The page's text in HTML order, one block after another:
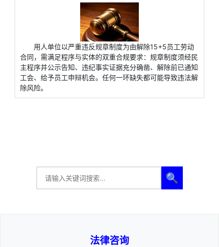
用人单位以严重违反规章制度为由解除15+5员工劳动
合同，需满足程序与实体的双重合规要求：规章制度须经民
主程序并公示告知、违纪事实证据充分确凿、解除前已通知
工会、给予员工申辩机会。任何一环缺失都可能导致违法解
除风险。
🔍
法律咨询